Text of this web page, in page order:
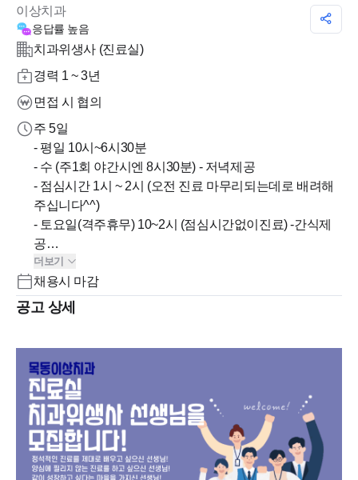
이상치과
응답률 높음
치과위생사 (진료실)
경력 1 ~ 3년
면접 시 협의
주 5일
- 평일 10시~6시30분
- 수 (주1회 야간시엔 8시30분) - 저녁제공
- 점심시간 1시 ~ 2시 (오전 진료 마무리되는데로 배려해
주십니다^^)
- 토요일(격주휴무) 10~2시 (점심시간없이진료) -간식제
공
- 주 38시간이하
- 예약제 운영
- 월차 모아두었다가 한번에 길게 여행가실수도 있습니
더보기
채용시 마감
공고 상세